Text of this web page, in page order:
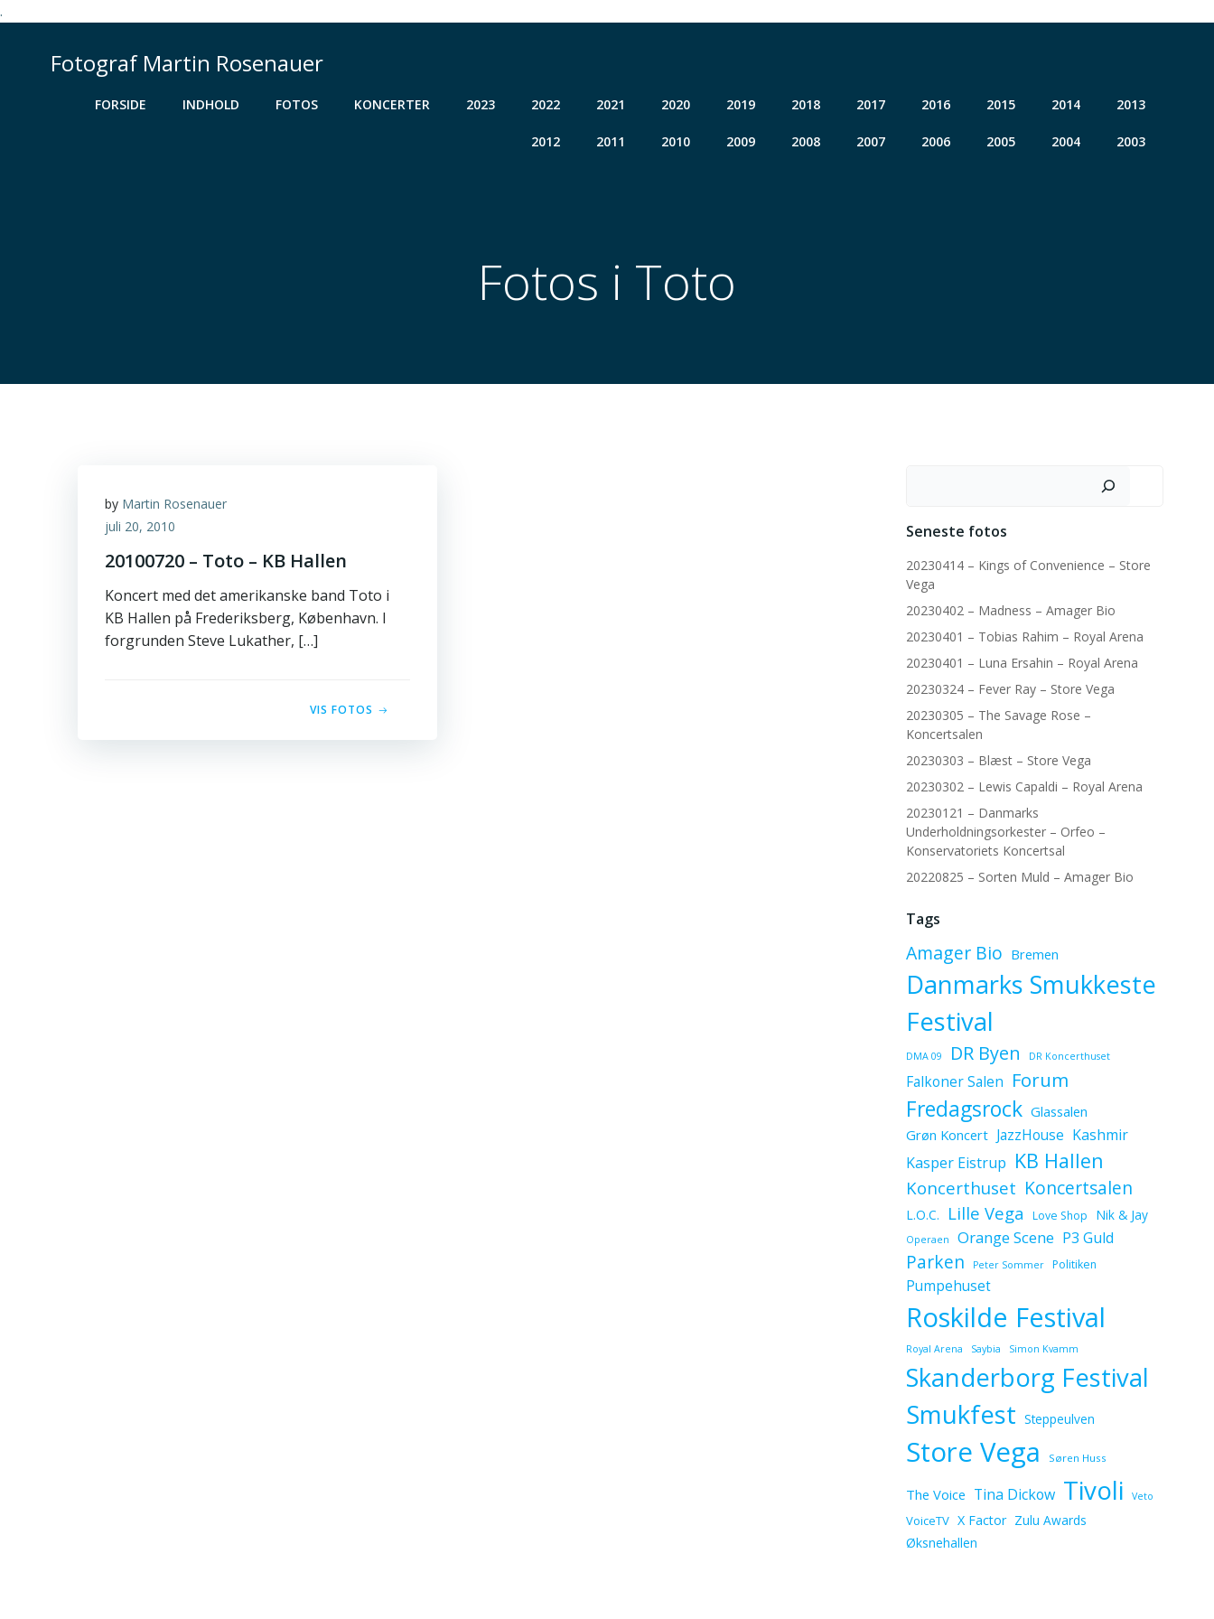
.
Fotograf Martin Rosenauer
FORSIDE INDHOLD FOTOS KONCERTER 2023 2022 2021 2020 2019 2018 2017 2016 2015 2014 2013
2012 2011 2010 2009 2008 2007 2006 2005 2004 2003
Fotos i Toto
by Martin Rosenauer
juli 20, 2010
20100720 – Toto – KB Hallen
Koncert med det amerikanske band Toto i
KB Hallen på Frederiksberg, København. I
forgrunden Steve Lukather, […]
VIS FOTOS
Seneste fotos
20230414 – Kings of Convenience – Store
Vega
20230402 – Madness – Amager Bio
20230401 – Tobias Rahim – Royal Arena
20230401 – Luna Ersahin – Royal Arena
20230324 – Fever Ray – Store Vega
20230305 – The Savage Rose –
Koncertsalen
20230303 – Blæst – Store Vega
20230302 – Lewis Capaldi – Royal Arena
20230121 – Danmarks
Underholdningsorkester – Orfeo –
Konservatoriets Koncertsal
20220825 – Sorten Muld – Amager Bio
Tags
Amager Bio Bremen
Danmarks Smukkeste
Festival
DMA 09 DR Byen DR Koncerthuset
Falkoner Salen Forum
Fredagsrock Glassalen
Grøn Koncert JazzHouse Kashmir
Kasper Eistrup KB Hallen
Koncerthuset Koncertsalen
L.O.C. Lille Vega Love Shop Nik & Jay
Operaen Orange Scene P3 Guld
Parken Peter Sommer Politiken
Pumpehuset
Roskilde Festival
Royal Arena Saybia Simon Kvamm
Skanderborg Festival
Smukfest Steppeulven
Store Vega Søren Huss
The Voice Tina Dickow Tivoli Veto
VoiceTV X Factor Zulu Awards
Øksnehallen